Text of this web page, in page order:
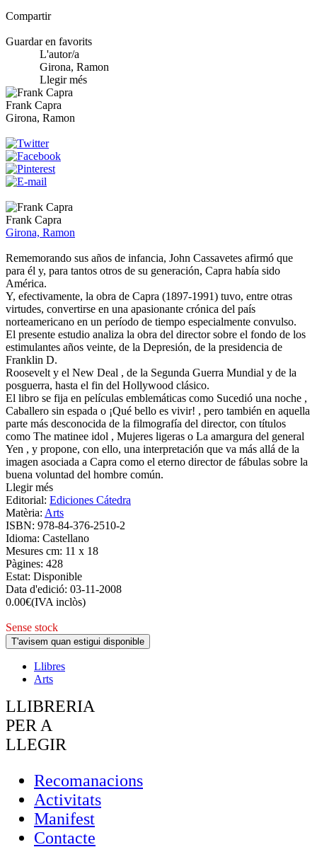
Compartir
Guardar en favorits
L'autor/a
Girona, Ramon
Llegir més
Frank Capra
Girona, Ramon
Frank Capra
Girona, Ramon
Rememorando sus años de infancia, John Cassavetes afirmó que
para él y, para tantos otros de su generación, Capra había sido
América.
Y, efectivamente, la obra de Capra (1897-1991) tuvo, entre otras
virtudes, convertirse en una apasionante crónica del país
norteamericano en un período de tiempo especialmente convulso.
El presente estudio analiza la obra del director sobre el fondo de los
estimulantes años veinte, de la Depresión, de la presidencia de
Franklin D.
Roosevelt y el New Deal , de la Segunda Guerra Mundial y de la
posguerra, hasta el fin del Hollywood clásico.
El libro se fija en películas emblemáticas como Sucedió una noche ,
Caballero sin espada o ¡Qué bello es vivir! , pero también en aquella
parte más desconocida de la filmografía del director, con títulos
como The matinee idol , Mujeres ligeras o La amargura del general
Yen , y propone, con ello, una interpretación que va más allá de la
imagen asociada a Capra como el eterno director de fábulas sobre la
buena voluntad del hombre común.
Llegir més
Editorial: Ediciones Cátedra
Matèria: Arts
ISBN: 978-84-376-2510-2
Idioma: Castellano
Mesures cm: 11 x 18
Pàgines: 428
Estat: Disponible
Data d'edició: 03-11-2008
0.00€(IVA inclòs)
Sense stock
T'avisem quan estigui disponible
Llibres
Arts
LLIBRERIA
PER A
LLEGIR
Recomanacions
Activitats
Manifest
Contacte